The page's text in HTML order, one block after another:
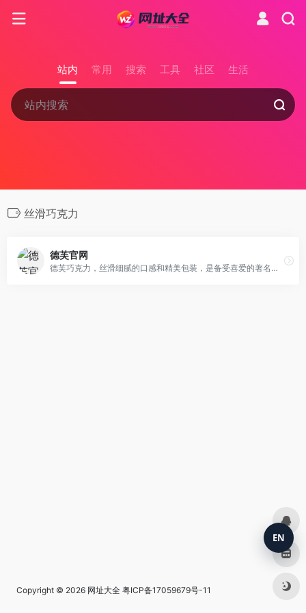
站内 常用 搜索 工具 社区 生活
丝滑巧克力
德芙官网
德芙巧克力，丝滑细腻的口感和精美包装，是备受喜爱的著名巧克力品牌。
Copyright © 2026 网址大全 粤ICP备17059679号-11
EN